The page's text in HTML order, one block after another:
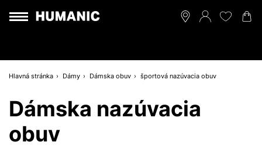
Hlavná stránka Dámy Dámska obuv športová nazúvacia obuv
Dámska nazúvacia
obuv